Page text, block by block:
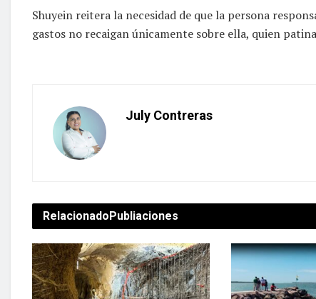
Shuyein reitera la necesidad de que la persona
gastos no recaigan únicamente sobre ella, quien
July Contreras
RelacionadoPubliaciones